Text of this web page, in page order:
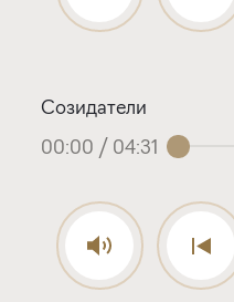
Созидатели
00:00 / 04:31